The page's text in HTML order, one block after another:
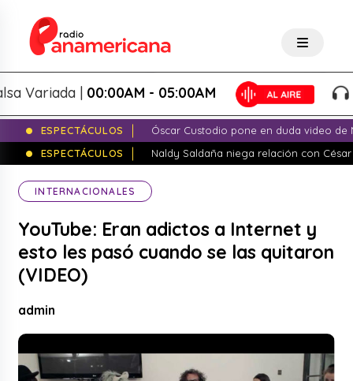
Variada |00:00AM - 05:00AM
ESPECTÁCULOS
Óscar Custodio pone en duda video de
ESPECTÁCULOS
Naldy Saldaña niega relación con
INTERNACIONALES
YouTube: Eran adictos a Internet y
esto les pasó cuando se las quitaron
(VIDEO)
admin